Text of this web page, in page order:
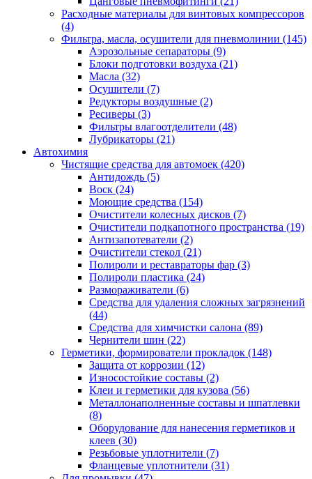
Расходные материалы для винтовых компрессоров
(4)
Фильтра, масла, осушители для пневмолинии (145)
Аэрозольные сепараторы (9)
Блоки подготовки воздуха (21)
Масла (32)
Осушители (7)
Редукторы воздушные (2)
Ресиверы (3)
Фильтры влагоотделители (48)
Лубрикаторы (21)
Автохимия
Чистящие средства для автомоек (420)
Антидождь (5)
Воск (24)
Моющие средства (154)
Очистители колесных дисков (7)
Очистители подкапотного пространства (19)
Антизапотеватели (2)
Очистители стекол (21)
Полироли и реставраторы фар (3)
Полироли пластика (24)
Размораживатели (6)
Средства для удаления сложных загрязнений
(44)
Средства для химчистки салона (89)
Чернители шин (22)
Герметики, формирователи прокладок (148)
Защита от коррозии (12)
Износостойкие составы (2)
Клеи и герметики для кузова (56)
Металлонаполненные составы и шпатлевки
(8)
Оборудование для нанесения герметиков и
клеев (30)
Резьбовые уплотнители (7)
Фланцевые уплотнители (31)